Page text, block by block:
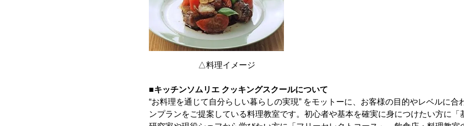
△料理イメージ
■キッチンソムリエ クッキングスクールについて
“お料理を通じて自分らしい暮らしの実現” をモットーに、お客様の目的やレベルに合
ンプランをご提案している料理教室です。初心者や基本を確実に身につけたい方に「